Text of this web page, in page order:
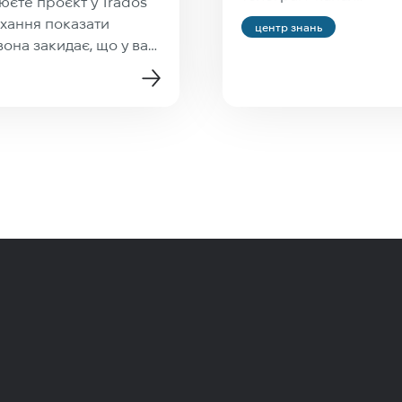
показати
закидає, що у вас
культура,
null. Parameter name:
центр знань